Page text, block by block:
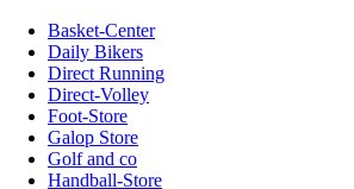
Basket-Center
Daily Bikers
Direct Running
Direct-Volley
Foot-Store
Galop Store
Golf and co
Handball-Store